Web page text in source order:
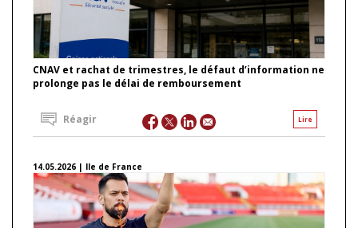
CNAV et rachat de trimestres, le défaut d’information ne
prolonge pas le délai de remboursement
Lire
Réagir
14.05.2026 | Ile de France